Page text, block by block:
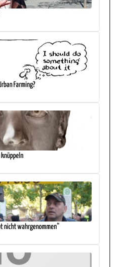
Farming?
knüppeln
nicht wahrgenommen“